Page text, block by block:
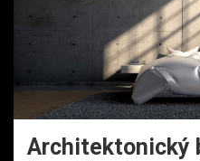
Architektonický